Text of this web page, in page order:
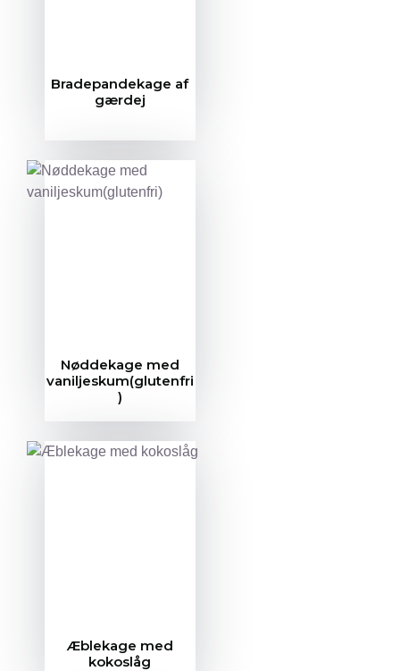
Bradepandekage af
gærdej
Nøddekage med
vaniljeskum(glutenfri
)
Æblekage med
kokoslåg